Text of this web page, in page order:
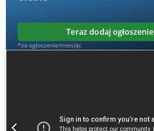
Teraz dodaj ogłoszenie
*za ogłoszenie/miesiąc